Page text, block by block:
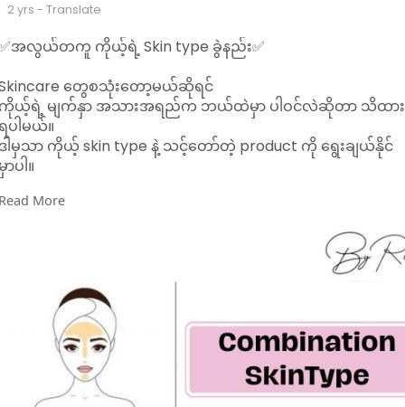
2 yrs - Translate
အလွယ်တကူ ကိုယ့်ရဲ့ Skin type ခွဲနည်း✅
တွေစသုံးတော့မယ်ဆိုရင်
ယ့်ရဲ့ မျက်နှာ အသားအရည်က ဘယ်ထဲမှာ ပါဝင်လဲဆိုတာ သိထား
ပါမယ်။
ါမှသာ ကိုယ့် skin type နဲ့ သင့်တော်တဲ့ product ကို ရွေးချယ်နိုင်
ာပါ။
နဲ့ တူတူ ပုံလေးတွေနဲ့ ကိုယ့်ရဲ့ skintype ကို အလွယ်တကူ ခွဲကြ
More